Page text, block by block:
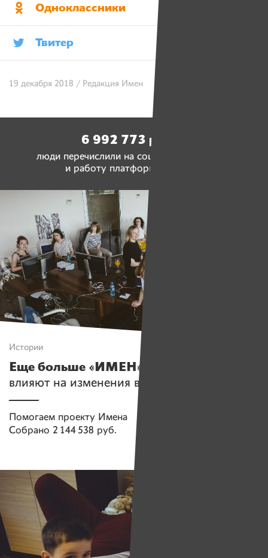
Одноклассники
Твитер
19 декабря 2018 / Редакция Имен
6 992 773 рубля
люди перечислили на социальные проекты
и работу платформы «Имена»
Истории
Еще больше «ИМЕН»!
влияют на изменения в Беларуси
Помогаем проекту Имена
Собрано 2 144 538 руб.